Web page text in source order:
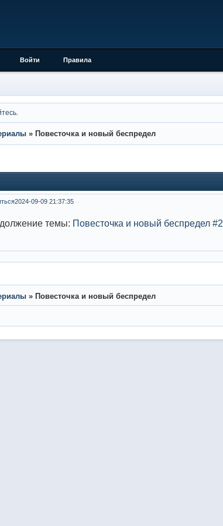
Войти Правила
» Повесточка и новый беспредел
2024-09-09 21:37:35
темы: Повесточка и новый беспредел #2
» Повесточка и новый беспредел